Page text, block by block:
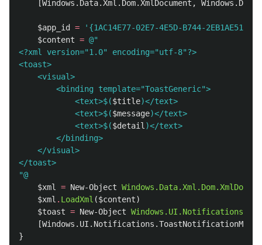
[Windows.Data.Xml.Dom.XmlDocument ,
$app_id =
'{1AC14E77-02E7-4E5D-B744-
$content = @"
<?xml version="1.0" encoding="utf-8"?>
<toast>
    <visual>
        <binding template="ToastGeneric">
            <text>
$($title)</text>
            <text>
$($message)</text>
            <text>
$($detail )</text>
        </binding>
    </visual>
</toast>
"@
$xml
= New-Object
$xml . LoadXml ($content)
$toast = New-Object
[
}